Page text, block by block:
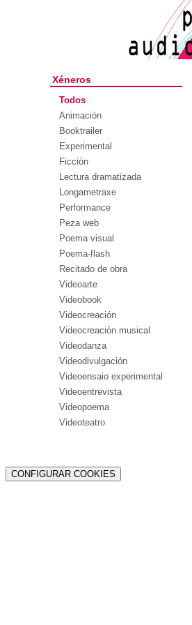
Xéneros
Todos
Animación
Booktrailer
Experimental
Ficción
Lectura dramatizada
Longametraxe
Performance
Peza web
Poema visual
Poema-flash
Recitado de obra
Videoarte
Videobook
Videocreación
Videocreación musical
Videodanza
Videodivulgación
Videoensaio experimental
Videoentrevista
Videopoema
Videoteatro
CONFIGURAR COOKIES